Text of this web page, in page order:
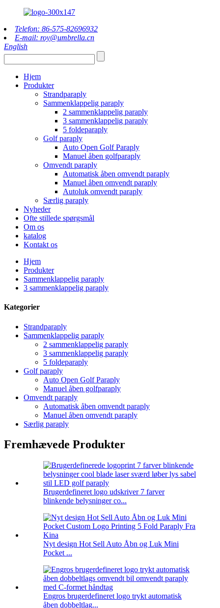
Telefon: 86-575-82696932
E-mail: roy@umbrella.cn
English
Hjem
Produkter
Strandparaply
Sammenklappelig paraply
2 sammenklappelig paraply
3 sammenklappelig paraply
5 foldeparaply
Golf paraply
Auto Open Golf Paraply
Manuel åben golfparaply
Omvendt paraply
Automatisk åben omvendt paraply
Manuel åben omvendt paraply
Autoluk omvendt paraply
Særlig paraply
Nyheder
Ofte stillede spørgsmål
Om os
katalog
Kontakt os
Hjem
Produkter
Sammenklappelig paraply
3 sammenklappelig paraply
Kategorier
Strandparaply
Sammenklappelig paraply
2 sammenklappelig paraply
3 sammenklappelig paraply
5 foldeparaply
Golf paraply
Auto Open Golf Paraply
Manuel åben golfparaply
Omvendt paraply
Automatisk åben omvendt paraply
Manuel åben omvendt paraply
Særlig paraply
Fremhævede Produkter
Brugerdefineret logo udskriver 7 farver
blinkende belysninger co...
Nyt design Hot Sell Auto Åbn og Luk Mini
Pocket ...
Engros brugerdefineret logo trykt automatisk
åben dobbeltlag...